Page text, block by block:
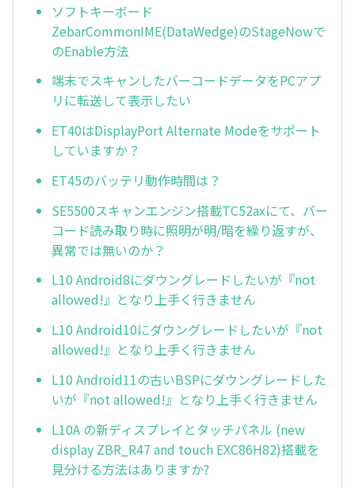
ソフトキーボード
ZebarCommonIME(DataWedge)のStageNowで
のEnable方法
端末でスキャンしたバーコードデータをPCアプ
リに転送して表示したい
ET40はDisplayPort Alternate Modeをサポート
していますか？
ET45のバッテリ動作時間は？
SE5500スキャンエンジン搭載TC52axにて、バー
コード読み取り時に照明が明/暗を繰り返すが、
異常では無いのか？
L10 Android8にダウングレードしたいが『not
allowed!』となり上手く行きません
L10 Android10にダウングレードしたいが『not
allowed!』となり上手く行きません
L10 Android11の古いBSPにダウングレードした
いが『not allowed!』となり上手く行きません
L10A の新ディスプレイとタッチパネル (new
display ZBR_R47 and touch EXC86H82)搭載を
見分ける方法はありますか?